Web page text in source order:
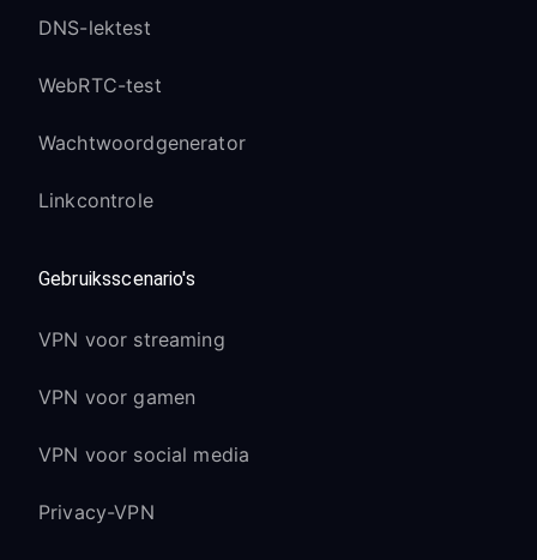
DNS-lektest
WebRTC-test
Wachtwoordgenerator
Linkcontrole
Gebruiksscenario's
VPN voor streaming
VPN voor gamen
VPN voor social media
Privacy-VPN